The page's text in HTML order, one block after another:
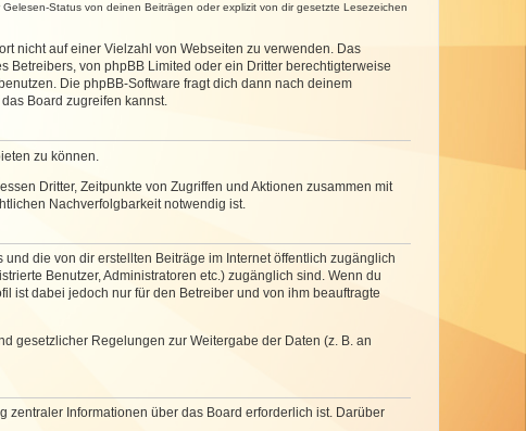
Status von deinen Beiträgen oder explizit von dir gesetzte Lesezeichen
nicht auf einer Vielzahl von Webseiten zu verwenden. Das
Betreibers, von phpBB Limited oder ein Dritter berechtigterweise
Die phpBB-Software fragt dich dann nach deinem
Board zugreifen kannst.
zu können.
Dritter, Zeitpunkte von Zugriffen und Aktionen zusammen mit
Nachverfolgbarkeit notwendig ist.
die von dir erstellten Beiträge im Internet öffentlich zugänglich
Benutzer, Administratoren etc.) zugänglich sind. Wenn du
ist dabei jedoch nur für den Betreiber und von ihm beauftragte
gesetzlicher Regelungen zur Weitergabe der Daten (z. B. an
zentraler Informationen über das Board erforderlich ist. Darüber